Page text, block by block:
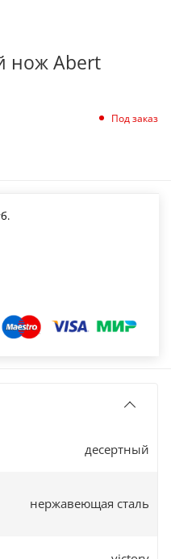
нож Abert
Под заказ
десертный
нержавеющая сталь